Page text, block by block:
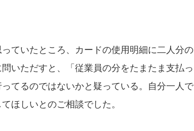
ていたところ、カードの使用明細に二人分の
いただすと、「従業員の分をたまたま支払っ
てるのではないかと疑っている。自分一人で
ほしいとのご相談でした。